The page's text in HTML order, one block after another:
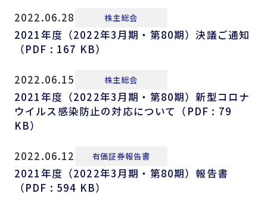
2022.06.28 株主総会
2021年度（2022年3月期・第80期）決議ご通知
（PDF : 167 KB）
2022.06.15 株主総会
2021年度（2022年3月期・第80期）新型コロナ
ウイルス感染防止の対応について（PDF : 79
KB）
2022.06.12 有価証券報告書
2021年度（2022年3月期・第80期）報告書
（PDF : 594 KB）